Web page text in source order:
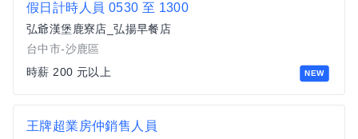
NEW
假日計時人員 0530 至 1300
弘爺漢堡鹿寮店_弘揚早餐店
台中市-沙鹿區
時薪 200 元以上
王牌超業房仲銷售人員